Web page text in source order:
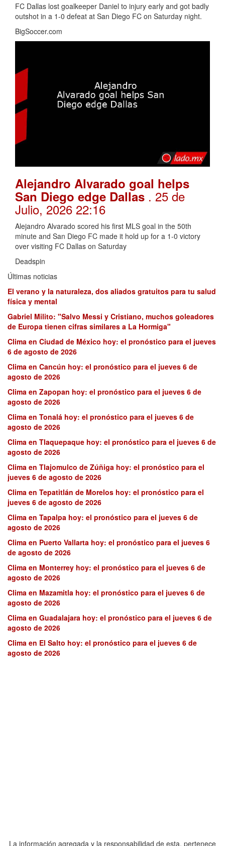
FC Dallas lost goalkeeper Daniel to injury early and got badly
outshot in a 1-0 defeat at San Diego FC on Saturday night.
BigSoccer.com
Alejandro Alvarado goal helps
San Diego edge Dallas . 25 de
Julio, 2026 22:16
Alejandro Alvarado scored his first MLS goal in the 50th
minute and San Diego FC made it hold up for a 1-0 victory
over visiting FC Dallas on Saturday
Deadspin
Últimas noticias
El verano y la naturaleza, dos aliados gratuitos para tu salud
física y mental
Gabriel Milito: "Salvo Messi y Cristiano, muchos goleadores
de Europa tienen cifras similares a La Hormiga"
Clima en Ciudad de México hoy: el pronóstico para el jueves
6 de agosto de 2026
Clima en Cancún hoy: el pronóstico para el jueves 6 de
agosto de 2026
Clima en Zapopan hoy: el pronóstico para el jueves 6 de
agosto de 2026
Clima en Tonalá hoy: el pronóstico para el jueves 6 de
agosto de 2026
Clima en Tlaquepaque hoy: el pronóstico para el jueves 6 de
agosto de 2026
Clima en Tlajomulco de Zúñiga hoy: el pronóstico para el
jueves 6 de agosto de 2026
Clima en Tepatitlán de Morelos hoy: el pronóstico para el
jueves 6 de agosto de 2026
Clima en Tapalpa hoy: el pronóstico para el jueves 6 de
agosto de 2026
Clima en Puerto Vallarta hoy: el pronóstico para el jueves 6
de agosto de 2026
Clima en Monterrey hoy: el pronóstico para el jueves 6 de
agosto de 2026
Clima en Mazamitla hoy: el pronóstico para el jueves 6 de
agosto de 2026
Clima en Guadalajara hoy: el pronóstico para el jueves 6 de
agosto de 2026
Clima en El Salto hoy: el pronóstico para el jueves 6 de
agosto de 2026
La información agregada y la responsabilidad de esta, pertenece